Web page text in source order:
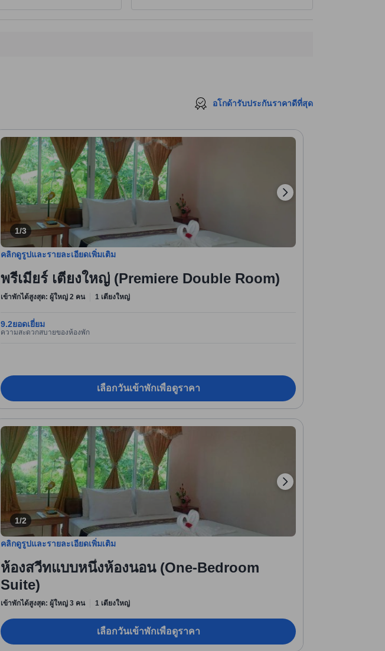
อโกด้ารับประกันราคาดีที่สุด
1/3
คลิกดูรูปและรายละเอียดเพิ่มเติม
พรีเมียร์ เตียงใหญ่ (Premiere Double Room)
เข้าพักได้สูงสุด: ผู้ใหญ่ 2 คน 1 เตียงใหญ่
9.2ยอดเยี่ยม
ความสะดวกสบายของห้องพัก
เลือกวันเข้าพักเพื่อดูราคา
1/2
คลิกดูรูปและรายละเอียดเพิ่มเติม
ห้องสวีทแบบหนึ่งห้องนอน (One-Bedroom
Suite)
เข้าพักได้สูงสุด: ผู้ใหญ่ 3 คน 1 เตียงใหญ่
เลือกวันเข้าพักเพื่อดูราคา